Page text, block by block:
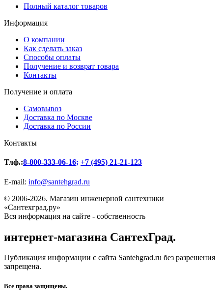
Полный каталог товаров
Информация
О компании
Как сделать заказ
Способы оплаты
Получение и возврат товара
Контакты
Получение и оплата
Самовывоз
Доставка по Москве
Доставка по России
Контакты
Тлф.:8-800-333-06-16; +7 (495) 21-21-123
E-mail: info@santehgrad.ru
© 2006-2026. Магазин инженерной сантехники
«Сантехград.ру»
Вся информация на сайте - собственность
интернет-магазина СантехГрад.
Публикация информации с сайта Santehgrad.ru без разрешения
запрещена.
Все права защищены.